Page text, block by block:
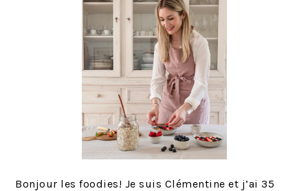
Bonjour les foodies! Je suis Clémentine et j’ai 35